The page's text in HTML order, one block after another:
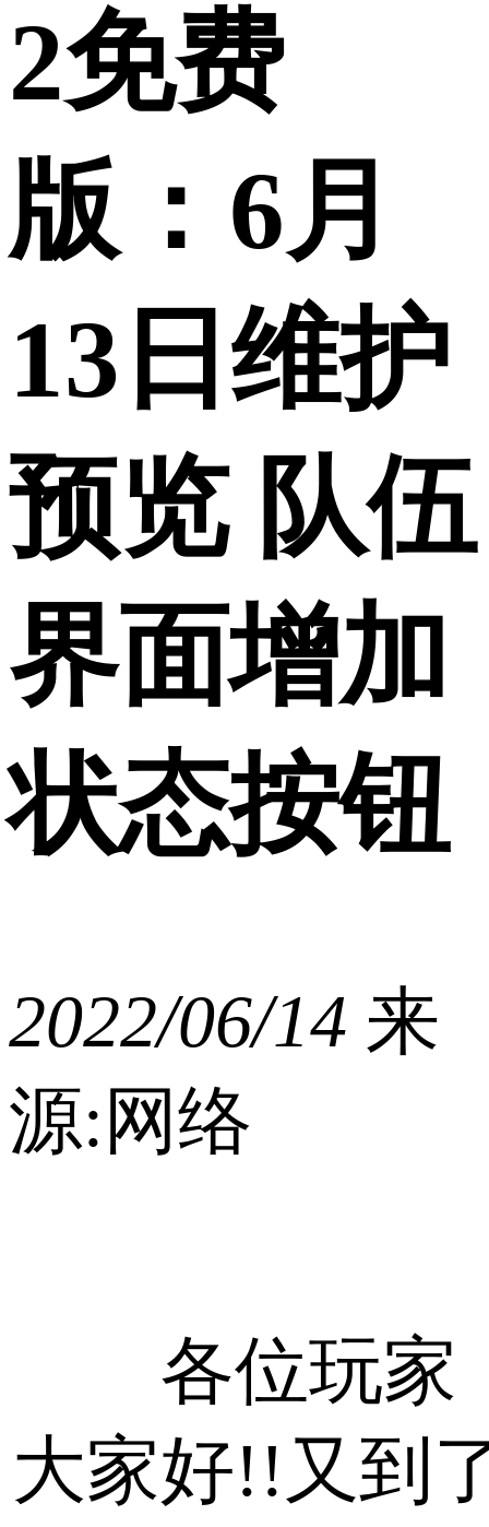
2免费
版：6月
13日维护
预览 队伍
界面增加
状态按钮
2022/06/14 来
源:网络
各位玩家
大家好!!又到